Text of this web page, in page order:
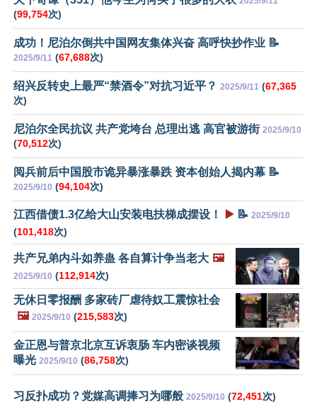
(99,754次)
成功！尼泊尔倒共中国网友集体兴奋 高呼快抄作业 📝
2025/9/11 (67,688次)
绍兴反转史上最严“禁酒令”对抗习近平？ 2025/9/11 (67,365
次)
尼泊尔全民抗议 共产党垮台 总理出逃 高官被游街 2025/9/10
(70,512次)
阅兵前后中国股市诡异暴涨暴跌 资本创始人揭内幕 📝
2025/9/10 (94,104次)
江西借债1.3亿给大山安装电扶梯成摆设！ ▶️ 📝 2025/9/10
(101,418次)
共产兄弟内斗如养蛊 各自算计争当老大 🖼️
2025/9/10 (112,914次)
无休日零报酬 多家砖厂虐待奴工震惊社会
🖼️ 2025/9/10 (215,583次)
金正恩与普京北京互诉衷肠 车内密谈视频
曝光 2025/9/10 (86,758次)
习反扑成功？党媒高调捧习为哪般 2025/9/10 (72,451次)